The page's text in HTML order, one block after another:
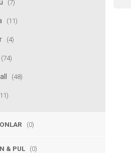
(7)
(11)
(4)
(74)
(48)
(0)
& PUL (0)